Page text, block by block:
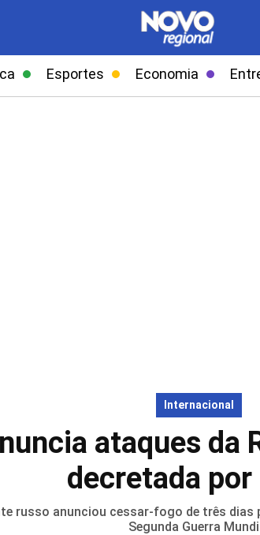
Esportes Economia
Internacional
ataques da
decretada
russo anunciou cessar-fogo de três dias
Segunda Guerra